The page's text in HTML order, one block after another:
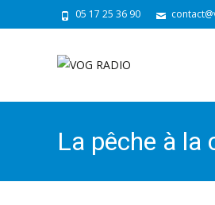
05 17 25 36 90
La pêche à la